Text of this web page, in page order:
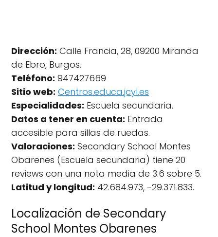
Dirección: Calle Francia, 28, 09200 Miranda
de Ebro, Burgos.
Teléfono: 947427669
Sitio web: Centros.educa.jcyl.es
Especialidades: Escuela secundaria.
Datos a tener en cuenta: Entrada
accesible para sillas de ruedas.
Valoraciones: Secondary School Montes
Obarenes (Escuela secundaria) tiene 20
reviews con una nota media de 3.6 sobre 5.
Latitud y longitud: 42.684.973, -29.371.833.
Localización de Secondary
School Montes Obarenes